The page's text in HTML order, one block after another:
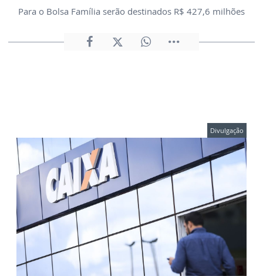
Para o Bolsa Família serão destinados R$ 427,6 milhões
Divulgação